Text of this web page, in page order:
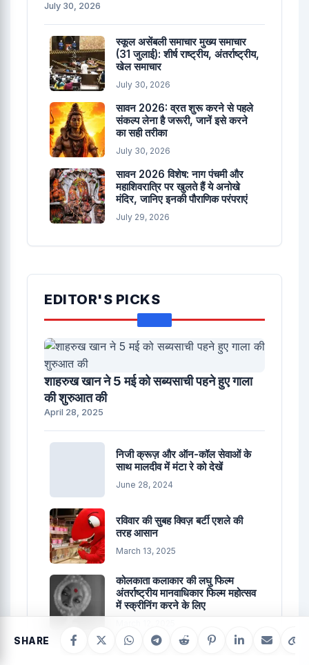
July 30, 2026
स्कूल असेंबली समाचार मुख्य समाचार
(31 जुलाई): शीर्ष राष्ट्रीय, अंतर्राष्ट्रीय,
खेल समाचार
July 30, 2026
सावन 2026: व्रत शुरू करने से पहले
संकल्प लेना है जरूरी, जानें इसे करने
का सही तरीका
July 30, 2026
सावन 2026 विशेष: नाग पंचमी और
महाशिवरात्रि पर खुलते हैं ये अनोखे
मंदिर, जानिए इनकी पौराणिक परंपराएं
July 29, 2026
EDITOR'S PICKS
शाहरुख खान ने 5 मई को सब्यसाची पहने हुए गाला
की शुरुआत की
April 28, 2025
निजी क्रूज़ और ऑन-कॉल सेवाओं के
साथ मालदीव में मंटा रे को देखें
June 28, 2024
रविवार की सुबह क्विज़ बर्टी एशले की
तरह आसान
March 13, 2025
कोलकाता कलाकार की लघु फिल्म
अंतर्राष्ट्रीय मानवाधिकार फिल्म महोत्सव
में स्क्रीनिंग करने के लिए
SHARE